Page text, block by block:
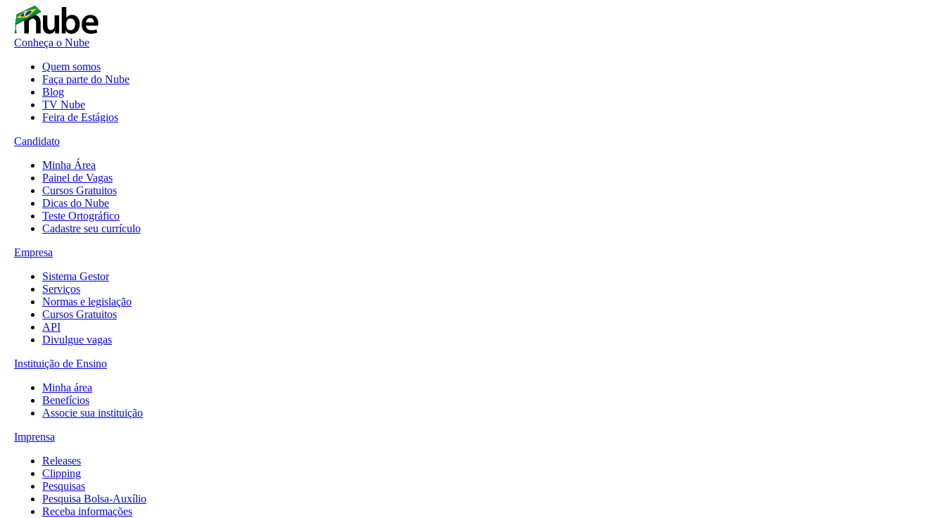
Conheça o Nube
Quem somos
Faça parte do Nube
Blog
TV Nube
Feira de Estágios
Candidato
Minha Área
Painel de Vagas
Cursos Gratuitos
Dicas do Nube
Teste Ortográfico
Cadastre seu currículo
Empresa
Sistema Gestor
Serviços
Normas e legislação
Cursos Gratuitos
API
Divulgue vagas
Instituição de Ensino
Minha área
Benefícios
Associe sua instituição
Imprensa
Releases
Clipping
Pesquisas
Pesquisa Bolsa-Auxílio
Receba informações